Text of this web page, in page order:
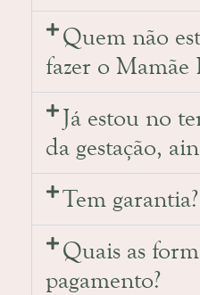
Quem não
fazer o Mamãe
Já estou no
da gestação,
Tem garantia?
Quais as
pagamento?